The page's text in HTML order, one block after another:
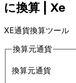
に換算 | Xe
XE通貨換算ツール
換算元通貨
換算元通貨